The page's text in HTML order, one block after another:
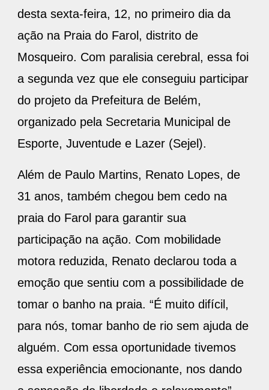
desta sexta-feira, 12, no primeiro dia da
ação na Praia do Farol, distrito de
Mosqueiro. Com paralisia cerebral, essa foi
a segunda vez que ele conseguiu participar
do projeto da Prefeitura de Belém,
organizado pela Secretaria Municipal de
Esporte, Juventude e Lazer (Sejel).
Além de Paulo Martins, Renato Lopes, de
31 anos, também chegou bem cedo na
praia do Farol para garantir sua
participação na ação. Com mobilidade
motora reduzida, Renato declarou toda a
emoção que sentiu com a possibilidade de
tomar o banho na praia. “É muito difícil,
para nós, tomar banho de rio sem ajuda de
alguém. Com essa oportunidade tivemos
essa experiência emocionante, nos dando